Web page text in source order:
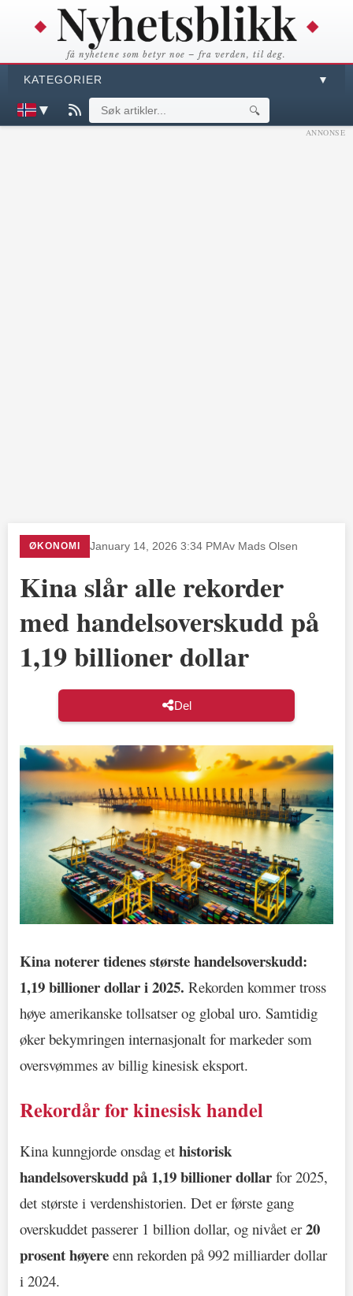
få nyhetene som betyr noe – fra verden, til deg.
KATEGORIER ▼
▼ 🔍
ANNONSE
ØKONOMI January 14, 2026 3:34 PMAv Mads Olsen
Kina slår alle rekorder
med handelsoverskudd på
1,19 billioner dollar
Del
Kina noterer tidenes største handelsoverskudd:
1,19 billioner dollar i 2025. Rekorden kommer tross
høye amerikanske tollsatser og global uro. Samtidig
øker bekymringen internasjonalt for markeder som
oversvømmes av billig kinesisk eksport.
Rekordår for kinesisk handel
Kina kunngjorde onsdag et historisk
handelsoverskudd på 1,19 billioner dollar for 2025,
det største i verdenshistorien. Det er første gang
overskuddet passerer 1 billion dollar, og nivået er20
prosent høyere enn rekorden på 992 milliarder dollar
i 2024.